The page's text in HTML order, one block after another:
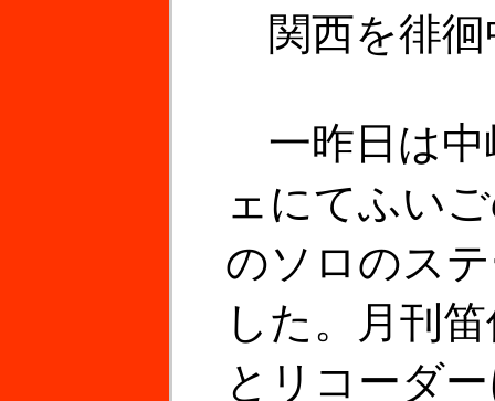
関西を徘徊
一昨日は中
ェにてふい
のソロのス
した。月刊
とリコーダ